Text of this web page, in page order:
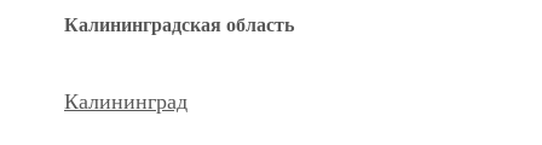
Калининградская область
Калининград